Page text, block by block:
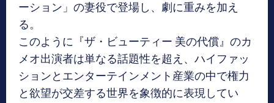
ーション」の妻役で登場し、劇に重みを加え
る。
このように『ザ・ビューティー 美の代償』のカ
メオ出演者は単なる話題性を超え、ハイファッ
ションとエンターテインメント産業の中で権力
と欲望が交差する世界を象徴的に表現してい